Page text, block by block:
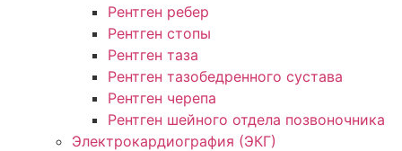
Рентген ребер
Рентген стопы
Рентген таза
Рентген тазобедренного сустава
Рентген черепа
Рентген шейного отдела позвоночника
Электрокардиография (ЭКГ)